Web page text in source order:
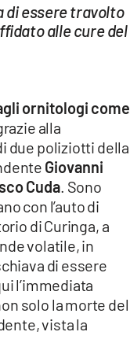
di essere travolto
alle cure del
ornitologi come
alla
due poliziotti della
Giovanni
Cuda . Sono
con l’auto di
di Curinga, a
volatile, in
di essere
l’immediata
solo la morte del
vista la